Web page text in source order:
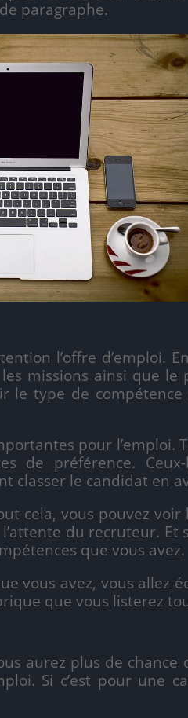
paragraphe.
l’offre d’emploi.
missions ainsi que le
le type de
pour l’emploi.
de préférence.
classer le candidat en
vous pouvez voir
du recruteur. Et
que vous avez.
avez, vous allez
que vous listerez
aurez plus de chance
Si c’est pour une